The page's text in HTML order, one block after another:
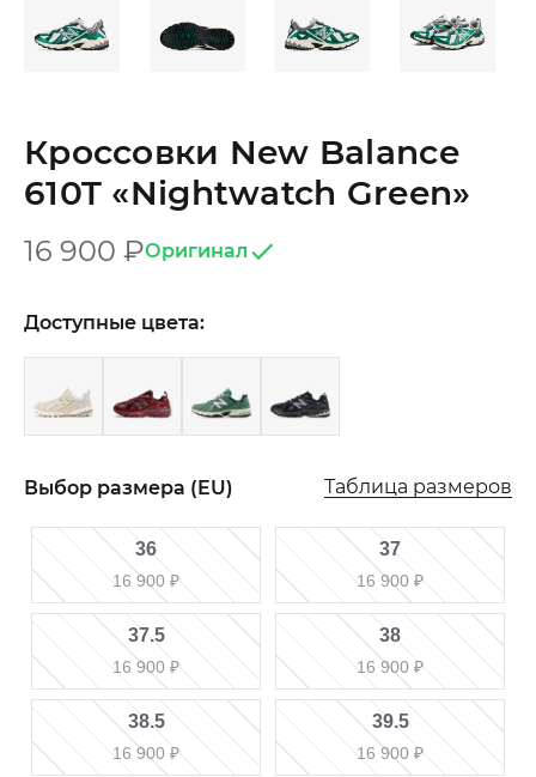
Кроссовки New Balance
610T «Nightwatch Green»
16 900 ₽Оригинал
Доступные цвета:
Выбор размера (EU) Таблица размеров
36
16 900 ₽
37
16 900 ₽
37.5
16 900 ₽
38
16 900 ₽
38.5
16 900 ₽
39.5
16 900 ₽